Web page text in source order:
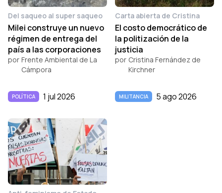
Del saqueo al super saqueo
Milei construye un nuevo
régimen de entrega del
país a las corporaciones
por Frente Ambiental de La
Cámpora
POLÍTICA 1 jul 2026
Carta abierta de Cristina
El costo democrático de
la politización de la
justicia
por Cristina Fernández de
Kirchner
MILITANCIA 5 ago 2026